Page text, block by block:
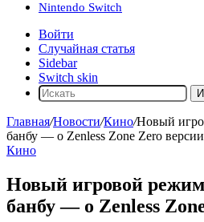
Nintendo Switch
Войти
Случайная статья
Sidebar
Switch skin
Главная/Новости/Кино/Новый
банбу — о Zenless Zone Zero
Кино
Новый игровой
банбу — о Zenless